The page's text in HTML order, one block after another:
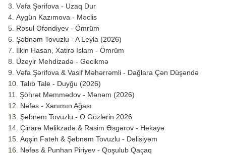
Vəfa Şərifova - Uzaq Dur
Aygün Kazımova - Məclis
Rəsul Əfəndiyev - Ömrüm
Şəbnəm Tovuzlu - A Leyla (2026)
İlkin Hasan, Xatirə İslam - Ömrüm
Üzeyir Mehdizadə - Gecikmə
Vəfa Şərifova & Vasif Məhərrəmli - Dağlara Çən Düşəndə
Talıb Tale - Duyğu (2026)
Şöhrət Məmmədov - Mənəm (2026)
Nəfəs - Xanımın Ağası
Şəbnəm Tovuzlu - O Gözlərin 2026
Çinarə Məlikzadə & Rasim Əsgərov - Hekayə
Aqşin Fateh & Şəbnəm Tovuzlu - Dəlisiyəm
Nəfəs & Punhan Piriyev - Qoşulub Qaçaq